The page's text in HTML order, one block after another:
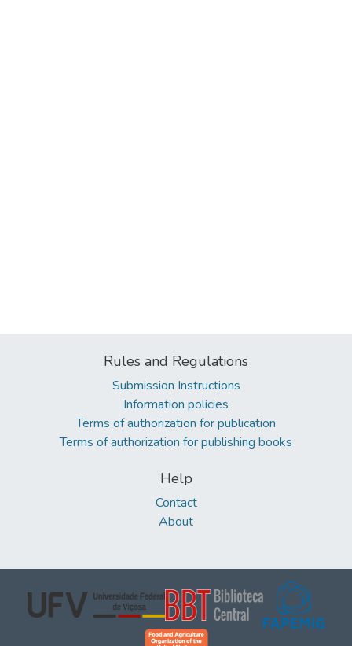
Rules and Regulations
Submission Instructions
Information policies
Terms of authorization for publication
Terms of authorization for publishing books
Help
Contact
About